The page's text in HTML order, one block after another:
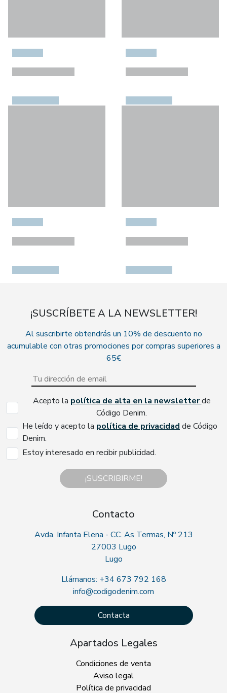
¡SUSCRÍBETE A LA NEWSLETTER!
Al suscribirte obtendrás un 10% de descuento no
acumulable con otras promociones por compras superiores a
65€
Acepto la política de alta en la newsletterde
Código Denim.
He leído y acepto la política de privacidadde Código
Denim.
Estoy interesado en recibir publicidad.
¡SUSCRIBIRME!
Contacto
Avda. Infanta Elena - CC. As Termas, Nº 213
27003 Lugo
Lugo
Llámanos: +34 673 792 168
info@codigodenim.com
Contacta
Apartados Legales
Condiciones de venta
Aviso legal
Política de privacidad